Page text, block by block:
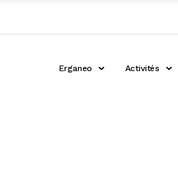
Erganeo Activités